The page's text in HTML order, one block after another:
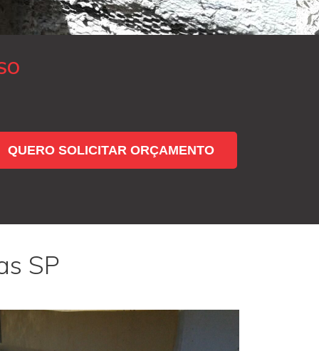
QUERO SOLICITAR ORÇAMENTO
SP